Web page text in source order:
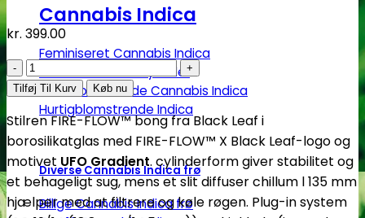
Cannabis Indica
Feminiseret Cannabis Indica
Cannabis Indica Hybrider
Autoblomstrende Cannabis Indica
Hurtigblomstrende Indica
Diverse Cannabis Indica frø
Billige Cannabis Indica frø
kr. 399.00
Black
Leaf
FIRE-
FLOW™
bong
–
UFO
Tilføj Til Kurv Køb nu
Stilren FIRE-FLOW™ bong fra Black Leaf i
borosilikatglas med FIRE-FLOW™ X Black Leaf-logo og
motivet UFO Gradient. cylinderform giver stabilitet og
et behageligt sug, mens et slit diffuser chillum l 135 mm
hjælper med at filtrere og køle røgen. Plug-in system